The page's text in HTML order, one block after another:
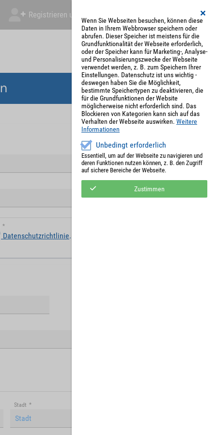
Registrieren und Angebot abgeben Mein Account
*
Datenschutzrichtlinie.
Stadt *
Wenn Sie Webseiten besuchen, können diese
Daten in Ihrem Webbrowser speichern oder
abrufen. Dieser Speicher ist meistens für die
Grundfunktionalität der Webseite erforderlich,
oder der Speicher kann für Marketing-, Analyse-
und Personalisierungszwecke der Webseite
verwendet werden, z. B. zum Speichern Ihrer
Einstellungen. Datenschutz ist uns wichtig -
deswegen haben Sie die Möglichkeit,
bestimmte Speichertypen zu deaktivieren, die
für die Grundfunktionen der Website
möglicherweise nicht erforderlich sind. Das
Blockieren von Kategorien kann sich auf das
Verhalten der Webseite auswirken. Weitere
Informationen
Unbedingt erforderlich
Essentiell, um auf der Webseite zu navigieren und
deren Funktionen nutzen können, z. B. den Zugriff
auf sichere Bereiche der Webseite.
Zustimmen